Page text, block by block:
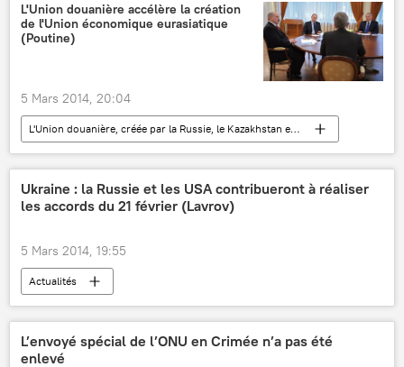
L'Union douanière accélère la création
de l'Union économique eurasiatique
(Poutine)
5 Mars 2014, 20:04
L'Union douanière, créée par la Russie, le Kazakhstan et la Biélorussie
Création de l’Union économique eurasiatique
International
Actualités
Ukraine : la Russie et les USA contribueront à réaliser
les accords du 21 février (Lavrov)
5 Mars 2014, 19:55
Actualités
L’envoyé spécial de l’ONU en Crimée n’a pas été
enlevé